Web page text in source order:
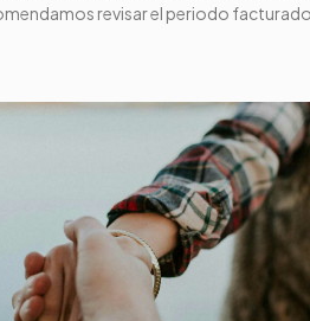
revisar el periodo